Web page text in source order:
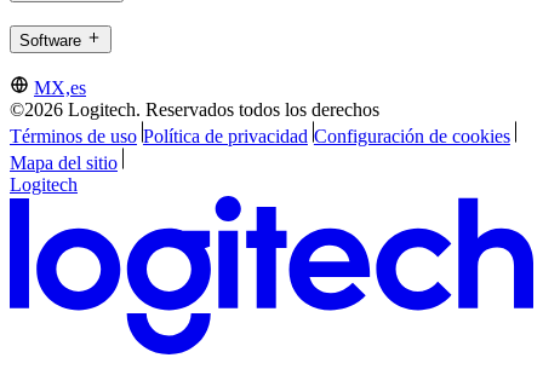
Software
MX,es
©2026 Logitech. Reservados todos los derechos
Términos de uso Política de privacidad Configuración de cookies
Mapa del sitio
Logitech